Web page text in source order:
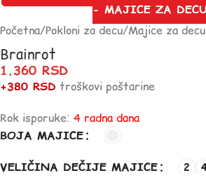
- MAJICE ZA DECU
Početna/Pokloni za decu/Majice za decu
Brainrot
1.360 RSD
+380 RSD troškovi poštarine
Rok isporuke: 4 radna dana
BOJA MAJICE
VELIČINA DEČIJE MAJICE 2